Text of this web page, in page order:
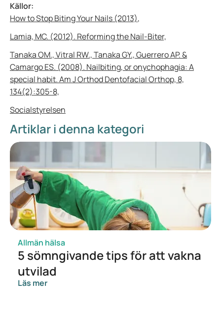
Källor:
How to Stop Biting Your Nails (2013),
Lamia, MC. (2012). Reforming the Nail-Biter,
Tanaka OM., Vitral RW., Tanaka GY., Guerrero AP. &
Camargo ES. (2008). Nailbiting, or onychophagia: A
special habit. Am J Orthod Dentofacial Orthop, 8,
134(2):305-8,
Socialstyrelsen
Artiklar i denna kategori
Allmän hälsa
5 sömngivande tips för att vakna
utvilad
Läs mer